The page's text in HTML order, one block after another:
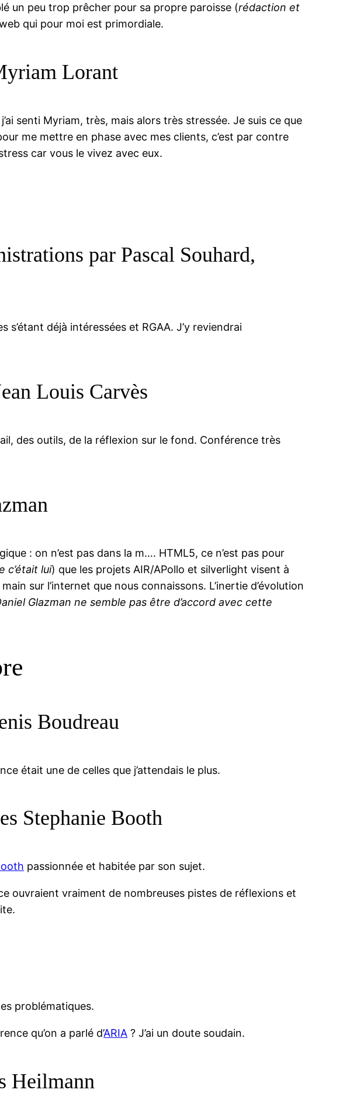
un peu trop prêcher pour sa propre paroisse (rédaction et
qui pour moi est primordiale.
Lorant
senti Myriam, très, mais alors très stressée. Je suis ce que
me mettre en phase avec mes clients, c’est par contre
car vous le vivez avec eux.
par Pascal Souhard,
s’étant déjà intéressées et RGAA. J’y reviendrai
Louis Carvès
des outils, de la réflexion sur le fond. Conférence très
: on n’est pas dans la m…. HTML5, ce n’est pas pour
c’était lui) que les projets AIR/APollo et silverlight visent à
sur l’internet que nous connaissons. L’inertie d’évolution
Glazman ne semble pas être d’accord avec cette
Boudreau
était une de celles que j’attendais le plus.
Stephanie Booth
passionnée et habitée par son sujet.
ouvraient vraiment de nombreuses pistes de réflexions et
problématiques.
qu’on a parlé d’ARIA ? J’ai un doute soudain.
Heilmann